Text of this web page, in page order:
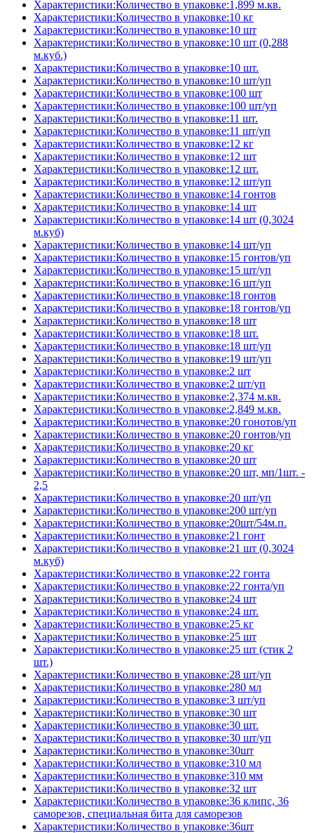
Характеристики:Количество в упаковке:1,899 м.кв.
Характеристики:Количество в упаковке:10 кг
Характеристики:Количество в упаковке:10 шт
Характеристики:Количество в упаковке:10 шт (0,288
м.куб.)
Характеристики:Количество в упаковке:10 шт.
Характеристики:Количество в упаковке:10 шт/уп
Характеристики:Количество в упаковке:100 шт
Характеристики:Количество в упаковке:100 шт/уп
Характеристики:Количество в упаковке:11 шт.
Характеристики:Количество в упаковке:11 шт/уп
Характеристики:Количество в упаковке:12 кг
Характеристики:Количество в упаковке:12 шт
Характеристики:Количество в упаковке:12 шт.
Характеристики:Количество в упаковке:12 шт/уп
Характеристики:Количество в упаковке:14 гонтов
Характеристики:Количество в упаковке:14 шт
Характеристики:Количество в упаковке:14 шт (0,3024
м.куб)
Характеристики:Количество в упаковке:14 шт/уп
Характеристики:Количество в упаковке:15 гонтов/уп
Характеристики:Количество в упаковке:15 шт/уп
Характеристики:Количество в упаковке:16 шт/уп
Характеристики:Количество в упаковке:18 гонтов
Характеристики:Количество в упаковке:18 гонтов/уп
Характеристики:Количество в упаковке:18 шт
Характеристики:Количество в упаковке:18 шт.
Характеристики:Количество в упаковке:18 шт/уп
Характеристики:Количество в упаковке:19 шт/уп
Характеристики:Количество в упаковке:2 шт
Характеристики:Количество в упаковке:2 шт/уп
Характеристики:Количество в упаковке:2,374 м.кв.
Характеристики:Количество в упаковке:2,849 м.кв.
Характеристики:Количество в упаковке:20 гонотов/уп
Характеристики:Количество в упаковке:20 гонтов/уп
Характеристики:Количество в упаковке:20 кг
Характеристики:Количество в упаковке:20 шт
Характеристики:Количество в упаковке:20 шт, мп/1шт. -
2,5
Характеристики:Количество в упаковке:20 шт/уп
Характеристики:Количество в упаковке:200 шт/уп
Характеристики:Количество в упаковке:20шт/54м.п.
Характеристики:Количество в упаковке:21 гонт
Характеристики:Количество в упаковке:21 шт (0,3024
м.куб)
Характеристики:Количество в упаковке:22 гонта
Характеристики:Количество в упаковке:22 гонта/уп
Характеристики:Количество в упаковке:24 шт
Характеристики:Количество в упаковке:24 шт.
Характеристики:Количество в упаковке:25 кг
Характеристики:Количество в упаковке:25 шт
Характеристики:Количество в упаковке:25 шт (стик 2
шт.)
Характеристики:Количество в упаковке:28 шт/уп
Характеристики:Количество в упаковке:280 мл
Характеристики:Количество в упаковке:3 шт/уп
Характеристики:Количество в упаковке:30 шт
Характеристики:Количество в упаковке:30 шт.
Характеристики:Количество в упаковке:30 шт/уп
Характеристики:Количество в упаковке:30шт
Характеристики:Количество в упаковке:310 мл
Характеристики:Количество в упаковке:310 мм
Характеристики:Количество в упаковке:32 шт
Характеристики:Количество в упаковке:36 клипс, 36
саморезов, специальная бита для саморезов
Характеристики:Количество в упаковке:36шт